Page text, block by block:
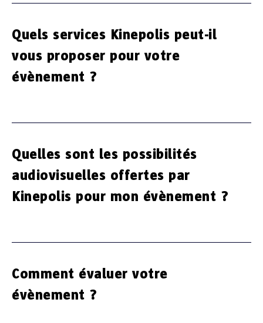
Quels services Kinepolis peut-il
vous proposer pour votre
évènement ?
Quelles sont les possibilités
audiovisuelles offertes par
Kinepolis pour mon évènement ?
Comment évaluer votre
évènement ?